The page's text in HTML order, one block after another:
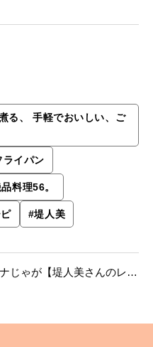
る、 手軽でおいしい、ご
ライパン
料理56。
#堤人美
じゃが【堤人美さんのレシ